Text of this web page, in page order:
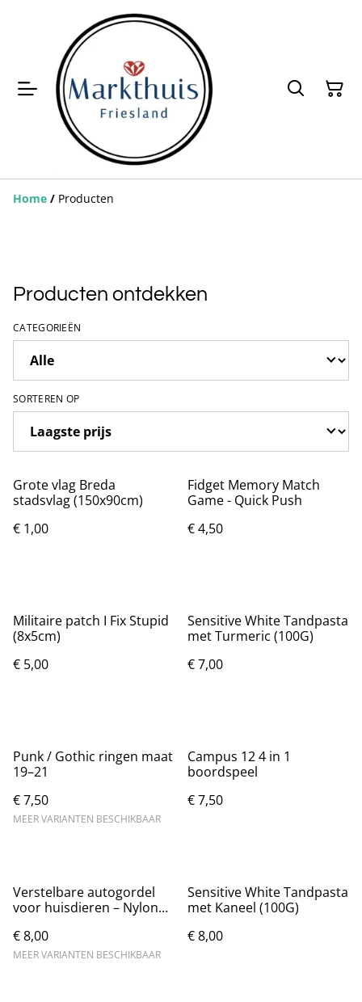
Home / Producten
Producten ontdekken
CATEGORIEËN
SORTEREN OP
Grote vlag Breda
stadsvlag (150x90cm)
€ 1,00
Fidget Memory Match
Game - Quick Push
€ 4,50
Militaire patch I Fix Stupid
(8x5cm)
€ 5,00
Sensitive White Tandpasta
met Turmeric (100G)
€ 7,00
Punk / Gothic ringen maat
19–21
€ 7,50
MEER VARIANTEN BESCHIKBAAR
Campus 12 4 in 1
boordspeel
€ 7,50
Verstelbare autogordel
voor huisdieren – Nylon
€ 8,00
MEER VARIANTEN BESCHIKBAAR
Sensitive White Tandpasta
met Kaneel (100G)
€ 8,00